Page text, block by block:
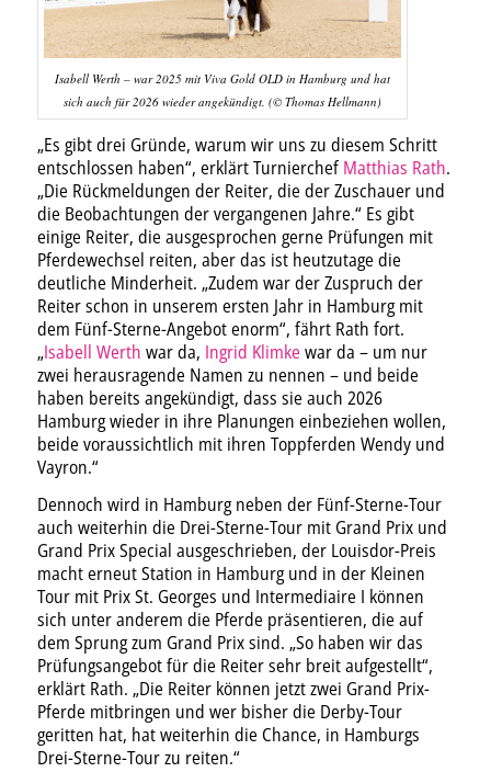
Isabell Werth – war 2025 mit Viva Gold OLD in Hamburg und hat
sich auch für 2026 wieder angekündigt. (© Thomas Hellmann)
„Es gibt drei Gründe, warum wir uns zu diesem Schritt
entschlossen haben“, erklärt Turnierchef Matthias Rath.
„Die Rückmeldungen der Reiter, die der Zuschauer und
die Beobachtungen der vergangenen Jahre.“ Es gibt
einige Reiter, die ausgesprochen gerne Prüfungen mit
Pferdewechsel reiten, aber das ist heutzutage die
deutliche Minderheit. „Zudem war der Zuspruch der
Reiter schon in unserem ersten Jahr in Hamburg mit
dem Fünf-Sterne-Angebot enorm“, fährt Rath fort.
„Isabell Werth war da, Ingrid Klimke war da – um nur
zwei herausragende Namen zu nennen – und beide
haben bereits angekündigt, dass sie auch 2026
Hamburg wieder in ihre Planungen einbeziehen wollen,
beide voraussichtlich mit ihren Toppferden Wendy und
Vayron.“
Dennoch wird in Hamburg neben der Fünf-Sterne-Tour
auch weiterhin die Drei-Sterne-Tour mit Grand Prix und
Grand Prix Special ausgeschrieben, der Louisdor-Preis
macht erneut Station in Hamburg und in der Kleinen
Tour mit Prix St. Georges und Intermediaire I können
sich unter anderem die Pferde präsentieren, die auf
dem Sprung zum Grand Prix sind. „So haben wir das
Prüfungsangebot für die Reiter sehr breit aufgestellt“,
erklärt Rath. „Die Reiter können jetzt zwei Grand Prix-
Pferde mitbringen und wer bisher die Derby-Tour
geritten hat, hat weiterhin die Chance, in Hamburgs
Drei-Sterne-Tour zu reiten.“